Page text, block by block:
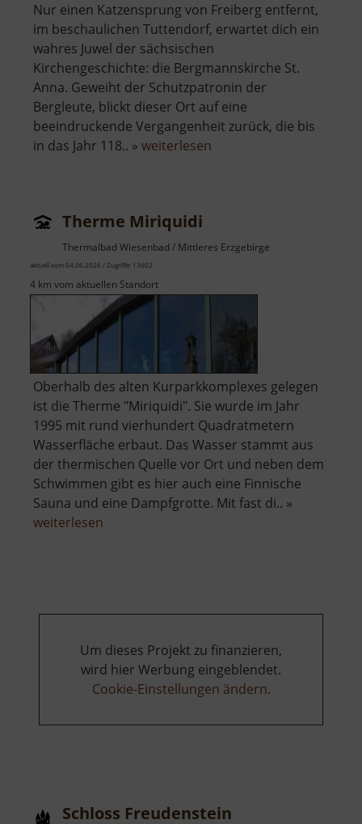
Nur einen Katzensprung von Freiberg entfernt,
im beschaulichen Tuttendorf, erwartet dich ein
wahres Juwel der sächsischen
Kirchengeschichte: die Bergmannskirche St.
Anna. Geweiht der Schutzpatronin der
Bergleute, blickt dieser Ort auf eine
beeindruckende Vergangenheit zurück, die bis
in das Jahr 118.. » weiterlesen
Therme Miriquidi
Thermalbad Wiesenbad / Mittleres Erzgebirge
aktuell vom 04.06.2026 / Zugriffe: 13602
4 km vom aktuellen Standort
Oberhalb des alten Kurparkkomplexes gelegen
ist die Therme "Miriquidi". Sie wurde im Jahr
1995 mit rund vierhundert Quadratmetern
Wasserfläche erbaut. Das Wasser stammt aus
der thermischen Quelle vor Ort und neben dem
Schwimmen gibt es hier auch eine Finnische
Sauna und eine Dampfgrotte. Mit fast di.. »
weiterlesen
Um dieses Projekt zu finanzieren,
wird hier Werbung eingeblendet.
Cookie-Einstellungen ändern.
Schloss Freudenstein